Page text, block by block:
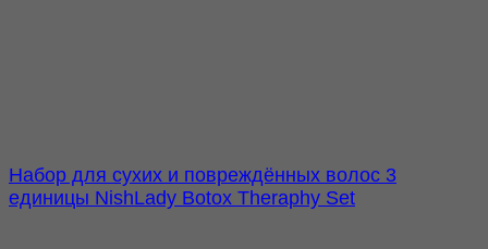
Набор для сухих и повреждённых волос 3
единицы NishLady Botox Theraphy Set